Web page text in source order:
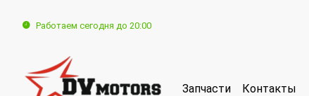
Работаем сегодня до 20:00
Запчасти Контакты